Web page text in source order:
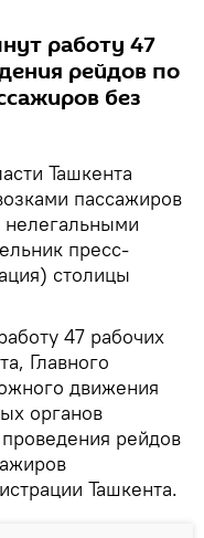
работу 47
рейдов по
без
Ташкента
пассажиров
нелегальными
пресс-
столицы
47 рабочих
Главного
движения
органов
рейдов
Ташкента.